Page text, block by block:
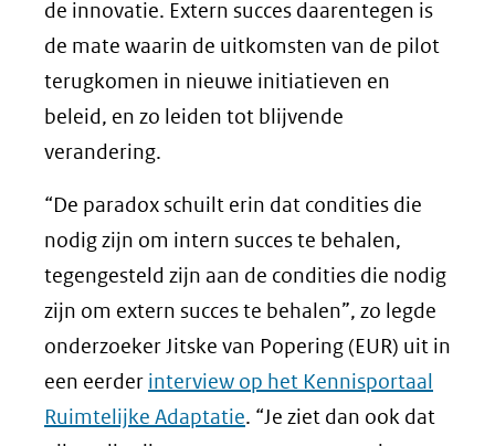
de innovatie. Extern succes daarentegen is
de mate waarin de uitkomsten van de pilot
terugkomen in nieuwe initiatieven en
beleid, en zo leiden tot blijvende
verandering.
“De paradox schuilt erin dat condities die
nodig zijn om intern succes te behalen,
tegengesteld zijn aan de condities die nodig
zijn om extern succes te behalen”, zo legde
onderzoeker Jitske van Popering (EUR) uit in
een eerder interview op het Kennisportaal
Ruimtelijke Adaptatie. “Je ziet dan ook dat